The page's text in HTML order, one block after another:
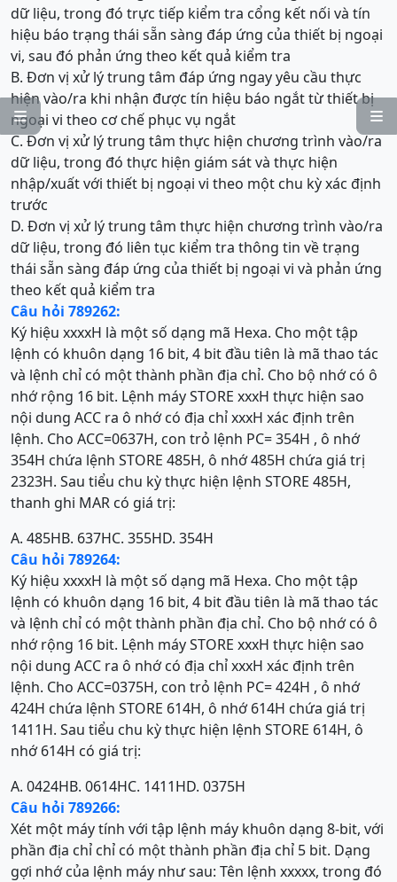


dữ liệu, trong đó trực tiếp kiểm tra cổng kết nối và tín
hiệu báo trạng thái sẵn sàng đáp ứng của thiết bị ngoại
vi, sau đó phản ứng theo kết quả kiểm tra
B. Đơn vị xử lý trung tâm đáp ứng ngay yêu cầu thực
hiện vào/ra khi nhận được tín hiệu báo ngắt từ thiết bị
ngoại vi theo cơ chế phục vụ ngắt
C. Đơn vị xử lý trung tâm thực hiện chương trình vào/ra
dữ liệu, trong đó thực hiện giám sát và thực hiện
nhập/xuất với thiết bị ngoại vi theo một chu kỳ xác định
trước
D. Đơn vị xử lý trung tâm thực hiện chương trình vào/ra
dữ liệu, trong đó liên tục kiểm tra thông tin về trạng
thái sẵn sàng đáp ứng của thiết bị ngoại vi và phản ứng
theo kết quả kiểm tra
Câu hỏi 789262:
Ký hiệu xxxxH là một số dạng mã Hexa. Cho một tập
lệnh có khuôn dạng 16 bit, 4 bit đầu tiên là mã thao tác
và lệnh chỉ có một thành phần địa chỉ. Cho bộ nhớ có ô
nhớ rộng 16 bit. Lệnh máy STORE xxxH thực hiện sao
nội dung ACC ra ô nhớ có địa chỉ xxxH xác định trên
lệnh. Cho ACC=0637H, con trỏ lệnh PC= 354H , ô nhớ
354H chứa lệnh STORE 485H, ô nhớ 485H chứa giá trị
2323H. Sau tiểu chu kỳ thực hiện lệnh STORE 485H,
thanh ghi MAR có giá trị:
A. 485HB. 637HC. 355HD. 354H
Câu hỏi 789264:
Ký hiệu xxxxH là một số dạng mã Hexa. Cho một tập
lệnh có khuôn dạng 16 bit, 4 bit đầu tiên là mã thao tác
và lệnh chỉ có một thành phần địa chỉ. Cho bộ nhớ có ô
nhớ rộng 16 bit. Lệnh máy STORE xxxH thực hiện sao
nội dung ACC ra ô nhớ có địa chỉ xxxH xác định trên
lệnh. Cho ACC=0375H, con trỏ lệnh PC= 424H , ô nhớ
424H chứa lệnh STORE 614H, ô nhớ 614H chứa giá trị
1411H. Sau tiểu chu kỳ thực hiện lệnh STORE 614H, ô
nhớ 614H có giá trị:
A. 0424HB. 0614HC. 1411HD. 0375H
Câu hỏi 789266:
Xét một máy tính với tập lệnh máy khuôn dạng 8-bit, với
phần địa chỉ chỉ có một thành phần địa chỉ 5 bit. Dạng
gợi nhớ của lệnh máy như sau: Tên lệnh xxxxx, trong đó